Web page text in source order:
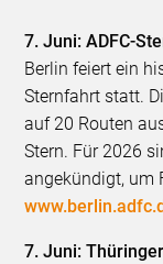
7. Juni: ADFC-
Berlin feiert ein
Sternfahrt statt.
auf 20 Routen
Stern. Für 2026
angekündigt, um
7. Juni: